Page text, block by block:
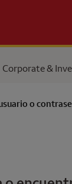
Corporate &
o